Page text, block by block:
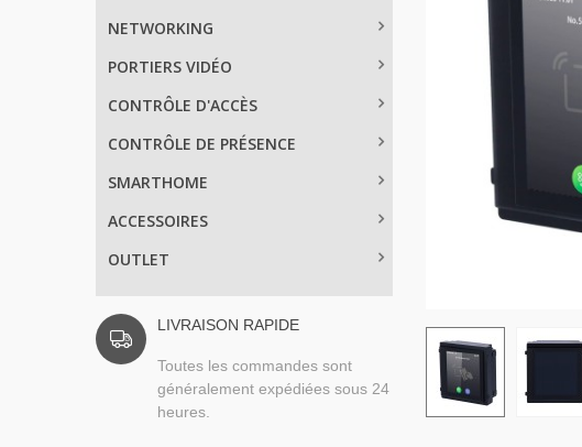
NETWORKING
PORTIERS VIDÉO
CONTRÔLE D'ACCÈS
CONTRÔLE DE PRÉSENCE
SMARTHOME
ACCESSOIRES
OUTLET
LIVRAISON RAPIDE
Toutes les commandes sont
généralement expédiées sous 24
heures.